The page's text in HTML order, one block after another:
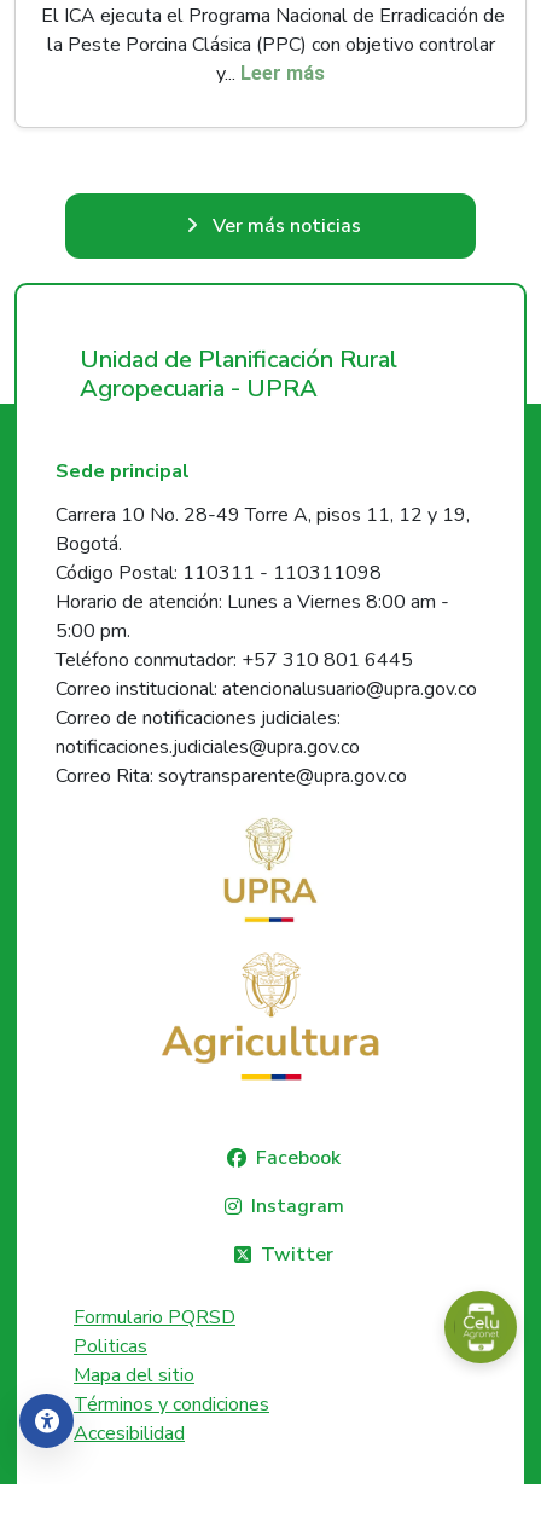
Accesibilidad
El ICA ejecuta el Programa Nacional de Erradicación de
la Peste Porcina Clásica (PPC) con objetivo controlar
y... Leer más
Ver más noticias
Unidad de Planificación Rural
Agropecuaria - UPRA
Sede principal
Carrera 10 No. 28-49 Torre A, pisos 11, 12 y 19,
Bogotá.
Código Postal: 110311 - 110311098
Horario de atención: Lunes a Viernes 8:00 am -
5:00 pm.
Teléfono conmutador: +57 310 801 6445
Correo institucional: atencionalusuario@upra.gov.co
Correo de notificaciones judiciales:
notificaciones.judiciales@upra.gov.co
Correo Rita: soytransparente@upra.gov.co
Facebook
Instagram
Twitter
Formulario PQRSD
Politicas
Mapa del sitio
Términos y condiciones
Accesibilidad